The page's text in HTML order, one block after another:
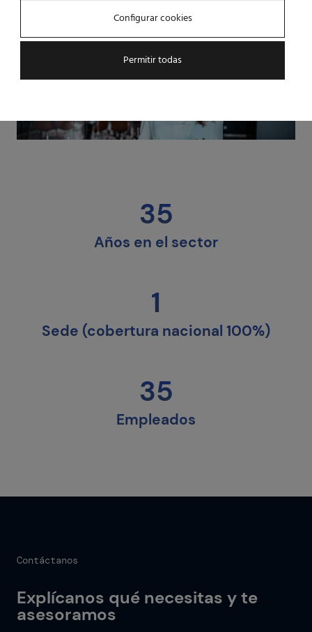
35
Años en el sector
1
Sede (cobertura nacional 100%)
35
Empleados
Contáctanos
Explícanos qué necesitas y te
asesoramos
Configurar cookies
Permitir todas